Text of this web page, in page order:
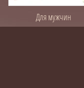
Для мужчин